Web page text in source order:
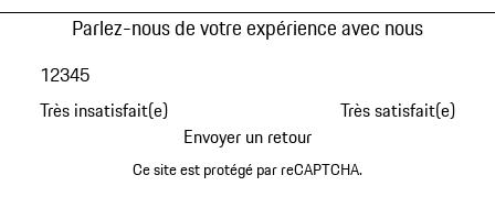
Parlez-nous de votre expérience avec nous
Très insatisfait(e)
12345
Très satisfait(e)
Envoyer un retour
Ce site est protégé par reCAPTCHA.